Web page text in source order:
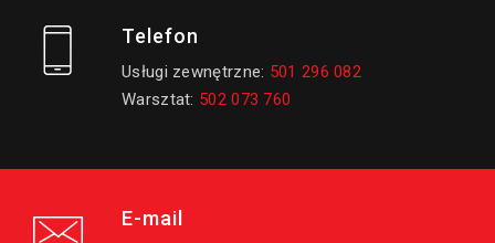
Telefon
Usługi zewnętrzne: 501 296 082
Warsztat: 502 073 760
E-mail